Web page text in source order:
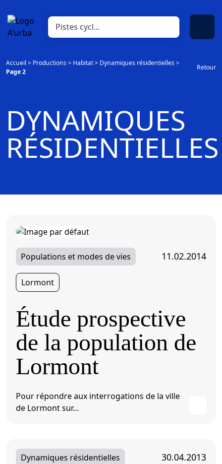
Accueil> Productions> Habitat> Dynamiques résidentielles>
Page 2
Retour
DYNAMIQUES
RÉSIDENTIELLES
Populations et modes de vies 11.02.2014
Lormont
Étude prospective
de la population de
Lormont
Pour répondre aux interrogations de la ville
de Lormont sur...
Dynamiques résidentielles 30.04.2013